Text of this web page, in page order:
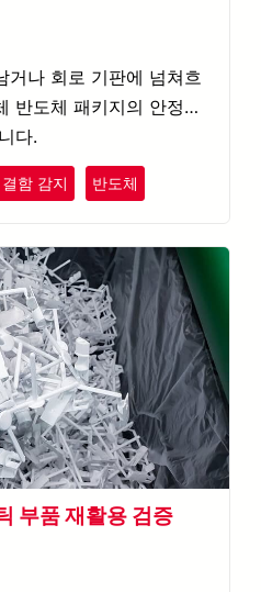
거나 회로 기판에 넘쳐흐
반도체 패키지의 안정성
다.
결함 감지 반도체
부품 재활용 검증